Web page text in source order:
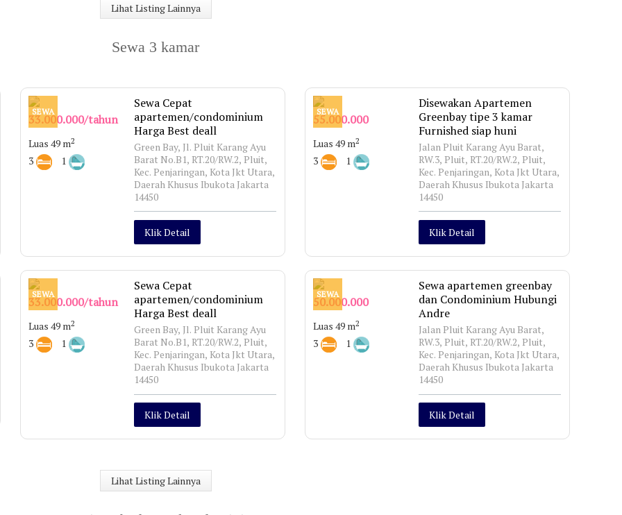
Lihat Listing Lainnya
Sewa 3 kamar
SEWA
33.000.000/tahun
Luas 49 m2
3 1
Sewa Cepat
apartemen/condominium
Harga Best deall
Green Bay, Jl. Pluit Karang Ayu
Barat No.B1, RT.20/RW.2, Pluit,
Kec. Penjaringan, Kota Jkt Utara,
Daerah Khusus Ibukota Jakarta
14450
Klik Detail
SEWA
33.000.000/tahun
Luas 49 m2
3 1
Sewa Cepat
apartemen/condominium
Harga Best deall
Green Bay, Jl. Pluit Karang Ayu
Barat No.B1, RT.20/RW.2, Pluit,
Kec. Penjaringan, Kota Jkt Utara,
Daerah Khusus Ibukota Jakarta
14450
Klik Detail
SEWA
55.000.000
Luas 49 m2
3 1
Disewakan Apartemen
Greenbay tipe 3 kamar
Furnished siap huni
Jalan Pluit Karang Ayu Barat,
RW.3, Pluit, RT.20/RW.2, Pluit,
Kec. Penjaringan, Kota Jkt Utara,
Daerah Khusus Ibukota Jakarta
14450
Klik Detail
SEWA
50.000.000
Luas 49 m2
3 1
Sewa apartemen greenbay
dan Condominium Hubungi
Andre
Jalan Pluit Karang Ayu Barat,
RW.3, Pluit, RT.20/RW.2, Pluit,
Kec. Penjaringan, Kota Jkt Utara,
Daerah Khusus Ibukota Jakarta
14450
Klik Detail
Lihat Listing Lainnya